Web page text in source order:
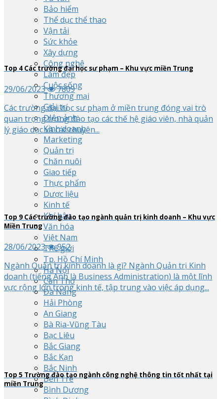
Bảo hiểm
Thể dục thể thao
Vận tải
Sức khỏe
Xây dựng
Công nghệ
Làm đẹp
Cuộc sống
Thương mại
Giải trí
ĐIện ảnh
Kinh doanh
Marketing
Quản trị
Chăn nuôi
Giao tiếp
Thực phẩm
Dược liệu
Kinh tế
Khí hậu
Văn hóa
Việt Nam
Thế giới
Tp. Hồ Chí Minh
Hà Nội
Cần Thơ
Đà Nẵng
Hải Phòng
An Giang
Bà Rịa-Vũng Tàu
Bạc Liêu
Bắc Giang
Bắc Kạn
Bắc Ninh
Bến Tre
Bình Dương
Top 4 Các trường đại học sư phạm – Khu vực miền Trung
29/06/2023
7809
Các trường đại học sư phạm ở miền trung đóng vai trò
quan trọng trong đào tạo các thế hệ giáo viên, nhà quản
lý giáo dục và các chuyên...
Top 9 Các trường đào tạo ngành quản trị kinh doanh – Khu vực
Miền Trung
28/06/2023
952
Ngành Quản trị kinh doanh là gì? Ngành Quản trị Kinh
doanh (tiếng Anh là Business Administration) là một lĩnh
vực rộng lớn trong kinh tế, tập trung vào việc áp dụng...
Top 5 Trường đào tạo ngành công nghệ thông tin tốt nhất tại
miền Trung